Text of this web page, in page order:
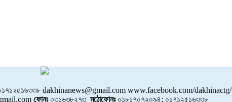
dakhinanews@gmail.com www.facebook.com/dakhinactg/
ফোনঃ০৩১৬৩৮২৭৩ মুঠোফোনঃ০১৮১৭০৭২০৯৪; ০১৭১২৫১৬৩৩৮